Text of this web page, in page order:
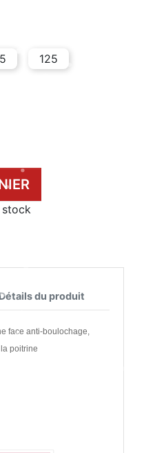
125
stock
Détails du produit
face anti-boulochage,
poitrine